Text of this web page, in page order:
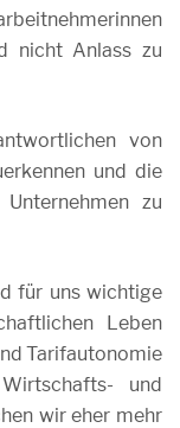
nicht Anlass zu
von
und die
zu
für uns wichtige
Leben
Tarifautonomie
und
wir eher mehr